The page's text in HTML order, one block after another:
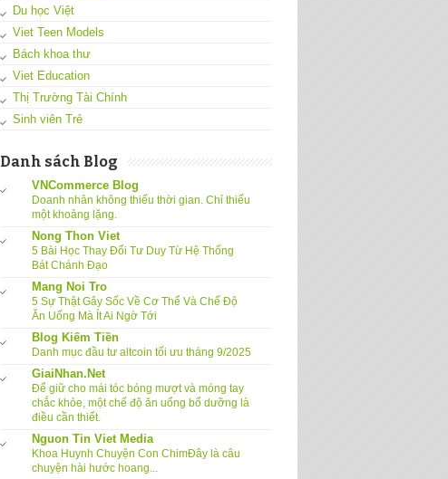
Du học Việt
Viet Teen Models
Bách khoa thư
Viet Education
Thị Trường Tài Chính
Sinh viên Trẻ
Danh sách Blog
VNCommerce Blog
Doanh nhân không thiếu thời gian. Chỉ thiếu
một khoảng lặng.
Nong Thon Viet
5 Bài Học Thay Đổi Tư Duy Từ Hệ Thống
Bát Chánh Đạo
Mang Noi Tro
5 Sự Thật Gây Sốc Về Cơ Thể Và Chế Độ
Ăn Uống Mà Ít Ai Ngờ Tới
Blog Kiếm Tiền
Danh mục đầu tư altcoin tối ưu tháng 9/2025
GiaiNhan.Net
Để giữ cho mái tóc bóng mượt và móng tay
chắc khỏe, một chế độ ăn uống bổ dưỡng là
điều cần thiết.
Nguon Tin Viet Media
Khoa Huynh Chuyện Con ChimĐây là câu
chuyện hài hước hoang...